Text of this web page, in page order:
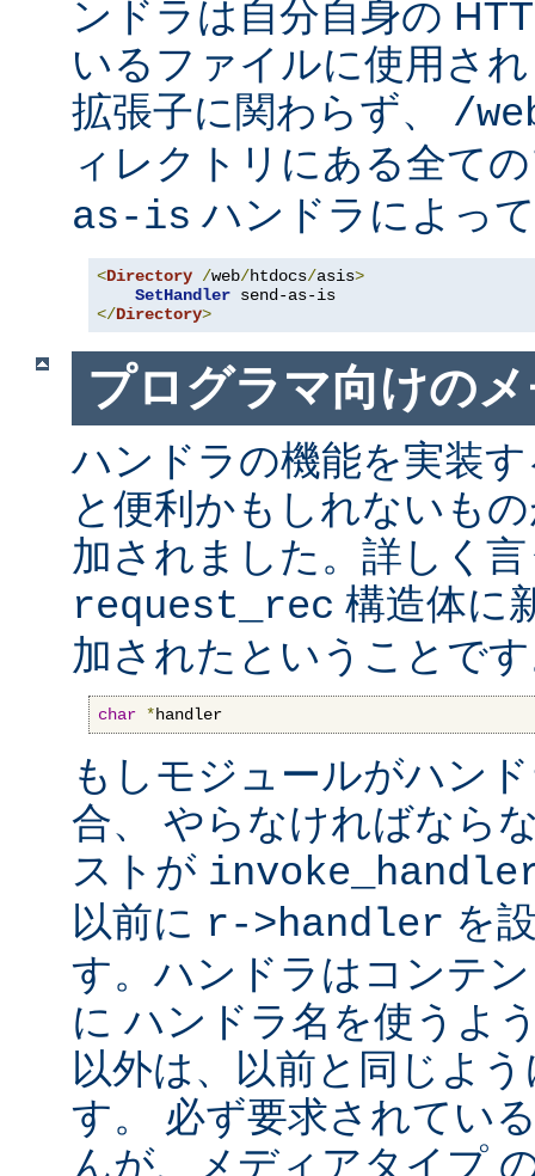
ンドラは自分自身の
いるファイルに使用さ
拡張子に関わらず、 /
ィレクトリにある全て
as-is ハンドラによっ
<Directory /web/htdocs/asis>
SetHandler
</Directory>
プログラマ向けの
ハンドラの機能を実装
と便利かもしれないも
加されました。詳しく
request_rec 構造体に
加されたということで
char *handler
もしモジュールがハン
合、 やらなければなら
ストが
以前に r->handler を
す。ハンドラはコンテ
に ハンドラ名を使うよ
以外は、以前と同じよ
す。 必ず要求されてい
んが、メディアタイプ